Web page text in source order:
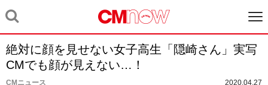
絶対に顔を見せない女子高生「隠崎さん」実写
CMでも顔が見えない…！
CMニュース 2020.04.27